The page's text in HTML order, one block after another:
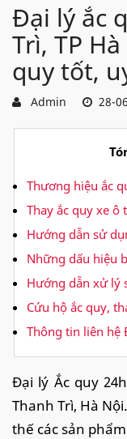
Đại lý ắc
Trì, TP
quy tốt,
Admin 28-
Thương hiệu ắc
Thay ắc quy xe ô
Hướng dẫn sử
Những dấu hiệu
Hướng dẫn xử lý
Cứu hộ ắc quy,
Thông tin liên hệ
Đại lý Ắc quy
Thanh Trì, Hà
thế các sản